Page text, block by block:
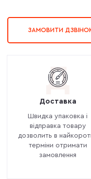
ЗАМОВИТИ
Д
Доставка
Швидка упаковка і
відправка товару
дозволить в
терміни отримати
замовлення